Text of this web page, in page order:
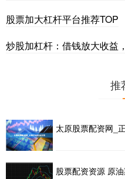
股票加大杠杆平台推荐TOP
炒股加杠杆：借钱放大收益
推
太原股票配资网_
股票配资资源 原